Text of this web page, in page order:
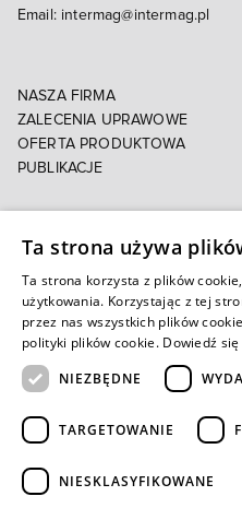
Email: intermag@intermag.pl
NASZA FIRMA
ZALECENIA UPRAWOWE
OFERTA PRODUKTOWA
PUBLIKACJE
POLITYKA COOKIES
E-FAKTURA
Autoryzowany e-sklep
Ta strona używa
Ta strona korzysta z plików
użytkowania. Korzystając z tej
przez nas wszystkich plików
polityki plików cookie. Dowiedź
NIEZBĘDNE
TARGETOWANIE
NIESKLASYFIKOWANE